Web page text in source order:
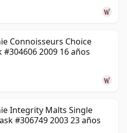
Connoisseurs Choice
#304606 2009 16 años
Integrity Malts Single
#306749 2003 23 años